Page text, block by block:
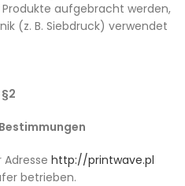
aufgebracht werden,
(z. B. Siebdruck) verwendet
§2
http://printwave.pl
betrieben.